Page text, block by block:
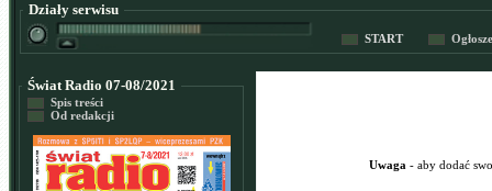
Działy serwisu
START
Świat Radio 07-08/2021
Spis treści
Od redakcji
Uwaga - aby dodać